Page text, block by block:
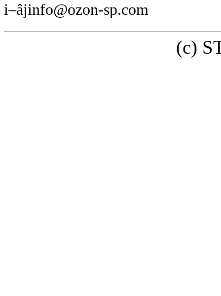
i–âjinfo@ozon-sp.com
(c)